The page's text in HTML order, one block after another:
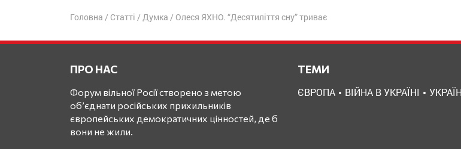
Головна / Статті / Думка / Олеся ЯХНО. “Десятиліття сну” триває
ПРО НАС
Форум вільної Росії створено з метою
об’єднати російських прихильників
європейських демократичних цінностей, де б
вони не жили.
ТЕМИ
ЄВРОПА ВІЙНА В УКРАЇНІ